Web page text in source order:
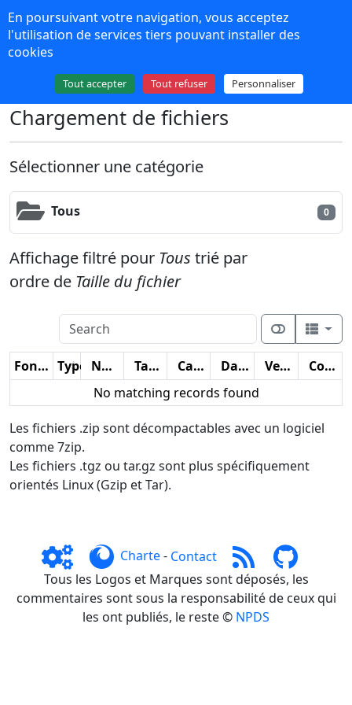
NPDS 16
Plus de contenu
Chargement de fichiers
Sélectionner une catégorie
Tous 0
Affichage filtré pour Tous trié par
ordre de Taille du fichier
Fonctions Type Nom Taille Catégorie Date Version
Compteur
No matching records found
Les fichiers .zip sont décompactables avec un logiciel
comme 7zip.
Les fichiers .tgz ou tar.gz sont plus spécifiquement
orientés Linux (Gzip et Tar).
Charte- Contact
Tous les Logos et Marques sont déposés, les
commentaires sont sous la responsabilité de ceux qui
les ont publiés, le reste © NPDS
Panneau de gestion des cookies
En poursuivant votre navigation, vous acceptez
l'utilisation de services tiers pouvant installer des
cookies
Tout accepter Tout refuser Personnaliser